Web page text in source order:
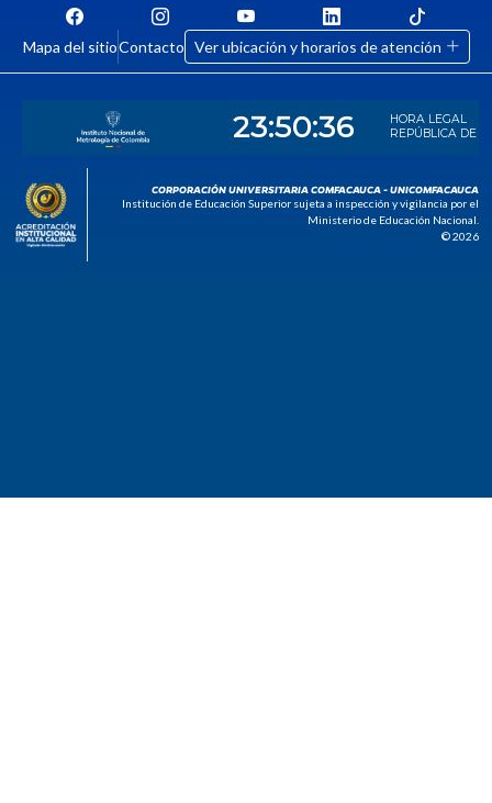
Mapa del sitioContacto Ver ubicación y horarios de atención
CORPORACIÓN UNIVERSITARIA COMFACAUCA - UNICOMFACAUCA
Institución de Educación Superior sujeta a inspección y vigilancia por el
Ministerio de Educación Nacional.
© 2026